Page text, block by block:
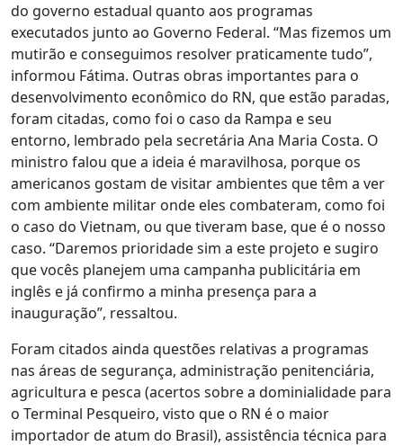
do governo estadual quanto aos programas
executados junto ao Governo Federal. “Mas fizemos um
mutirão e conseguimos resolver praticamente tudo”,
informou Fátima. Outras obras importantes para o
desenvolvimento econômico do RN, que estão paradas,
foram citadas, como foi o caso da Rampa e seu
entorno, lembrado pela secretária Ana Maria Costa. O
ministro falou que a ideia é maravilhosa, porque os
americanos gostam de visitar ambientes que têm a ver
com ambiente militar onde eles combateram, como foi
o caso do Vietnam, ou que tiveram base, que é o nosso
caso. “Daremos prioridade sim a este projeto e sugiro
que vocês planejem uma campanha publicitária em
inglês e já confirmo a minha presença para a
inauguração”, ressaltou.
Foram citados ainda questões relativas a programas
nas áreas de segurança, administração penitenciária,
agricultura e pesca (acertos sobre a dominialidade para
o Terminal Pesqueiro, visto que o RN é o maior
importador de atum do Brasil), assistência técnica para